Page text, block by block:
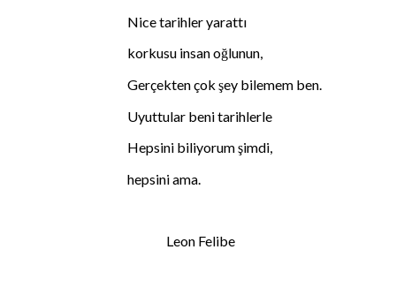
Nice tarihler yarattı
korkusu insan oğlunun,
Gerçekten çok şey bilemem ben.
Uyuttular beni tarihlerle
Hepsini biliyorum şimdi,
hepsini ama.
Leon Felibe